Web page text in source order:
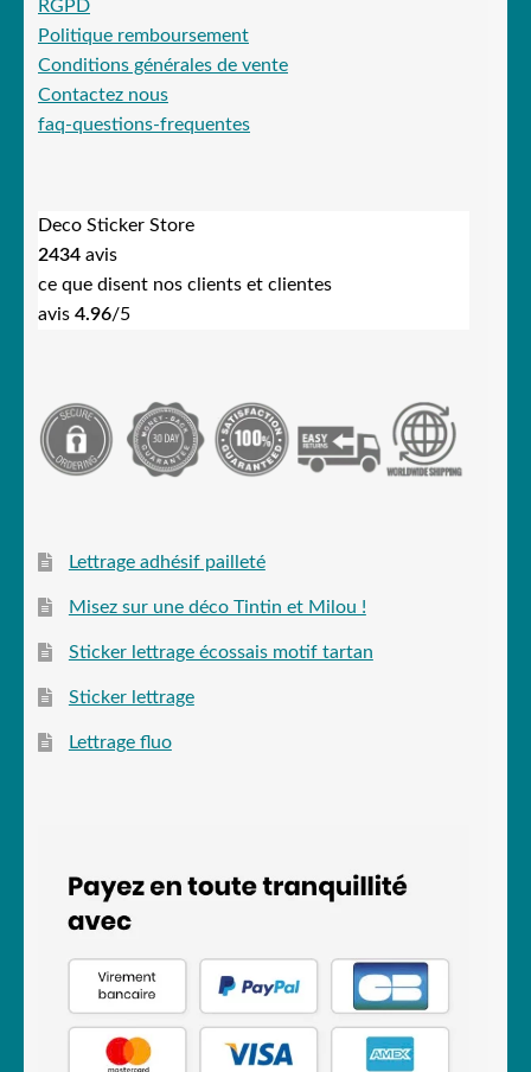
RGPD
Politique remboursement
Conditions générales de vente
Contactez nous
faq-questions-frequentes
Deco Sticker Store
2434 avis
ce que disent nos clients et clientes
avis 4.96/5
Lettrage adhésif pailleté
Misez sur une déco Tintin et Milou !
Sticker lettrage écossais motif tartan
Sticker lettrage
Lettrage fluo